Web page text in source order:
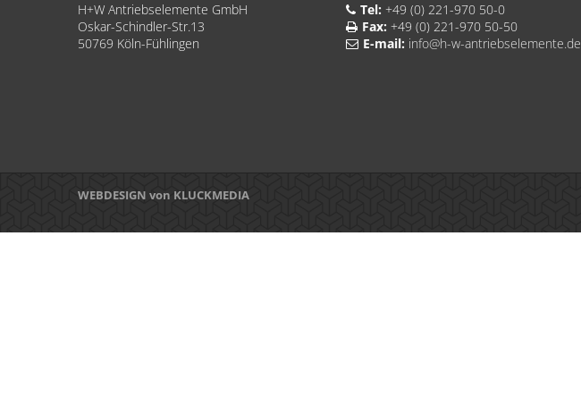
H+W Antriebselemente GmbH
Oskar-Schindler-Str.13
50769 Köln-Fühlingen
Tel: +49 (0) 221-970 50-0
Fax: +49 (0) 221-970 50-50
E-mail: info@h-w-antriebselemente.de
WEBDESIGN von KLUCKMEDIA